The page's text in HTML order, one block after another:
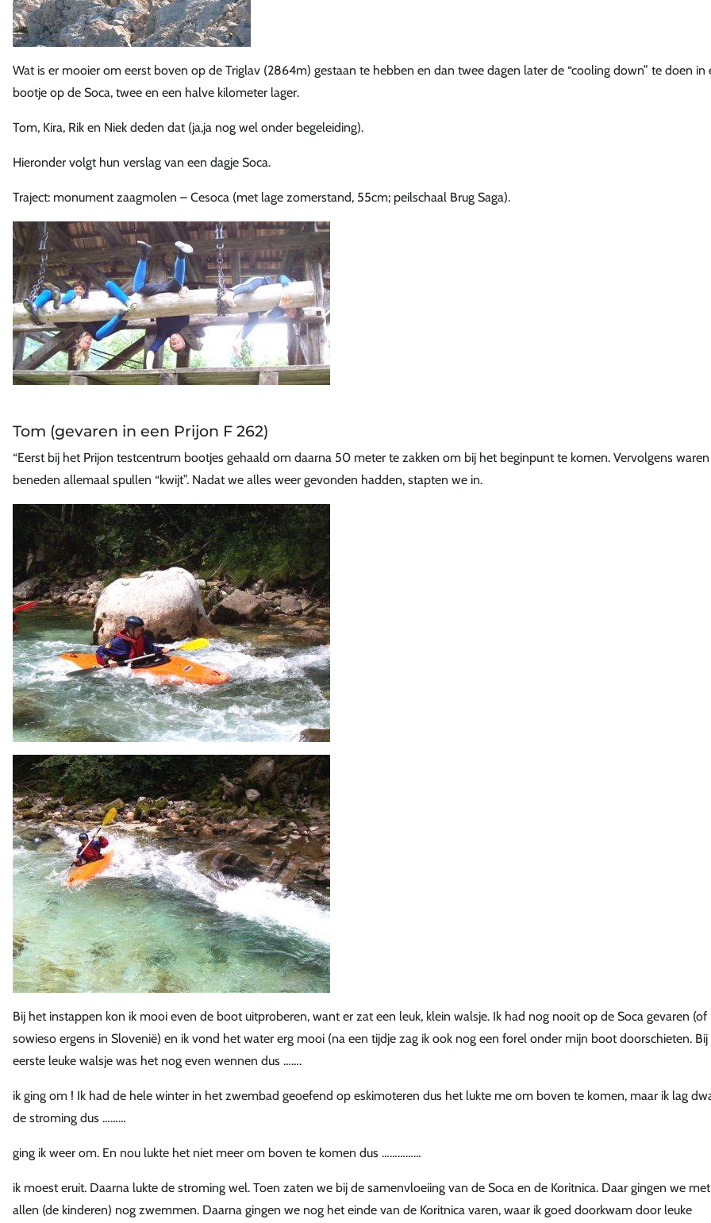
Wat is er mooier om eerst boven op de Triglav (2864m) gestaan te hebben en dan twee dagen later de “cooling down” te doen in
bootje op de Soca, twee en een halve kilometer lager.
Tom, Kira, Rik en Niek deden dat (ja,ja nog wel onder begeleiding).
Hieronder volgt hun verslag van een dagje Soca.
Traject: monument zaagmolen – Cesoca (met lage zomerstand, 55cm; peilschaal Brug Saga).
Tom (gevaren in een Prijon F 262)
“Eerst bij het Prijon testcentrum bootjes gehaald om daarna 50 meter te zakken om bij het beginpunt te komen. Vervolgens
beneden allemaal spullen “kwijt”. Nadat we alles weer gevonden hadden, stapten we in.
Bij het instappen kon ik mooi even de boot uitproberen, want er zat een leuk, klein walsje. Ik had nog nooit op de Soca gevaren (of
sowieso ergens in Slovenië) en ik vond het water erg mooi (na een tijdje zag ik ook nog een forel onder mijn boot doorschieten.
eerste leuke walsje was het nog even wennen dus …….
ik ging om ! Ik had de hele winter in het zwembad geoefend op eskimoteren dus het lukte me om boven te komen, maar ik lag
de stroming dus ………
ging ik weer om. En nou lukte het niet meer om boven te komen dus ……………
ik moest eruit. Daarna lukte de stroming wel. Toen zaten we bij de samenvloeiing van de Soca en de Koritnica. Daar gingen we met
allen (de kinderen) nog zwemmen. Daarna gingen we nog het einde van de Koritnica varen, waar ik goed doorkwam door leuke